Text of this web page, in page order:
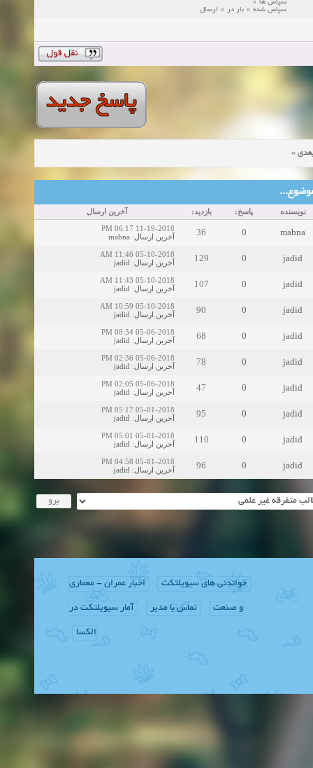
سپاس ها 0
سپاس شده 0 بار در 0 ارسال
»
نویسنده پاسخ: بازدید: آخرین ارسال
mabna
0
36
11-19-2018 06:17 PM
آخرین ارسال:
mabna
jadid
0
129
05-10-2018 11:46 AM
آخرین ارسال:
jadid
jadid
0
107
05-10-2018 11:43 AM
آخرین ارسال:
jadid
jadid
0
90
05-10-2018 10:59 AM
آخرین ارسال:
jadid
jadid
0
68
05-06-2018 08:34 PM
آخرین ارسال:
jadid
jadid
0
78
05-06-2018 02:36 PM
آخرین ارسال:
jadid
jadid
0
47
05-06-2018 02:05 PM
آخرین ارسال:
jadid
jadid
0
95
05-01-2018 05:17 PM
آخرین ارسال:
jadid
jadid
0
110
05-01-2018 05:01 PM
آخرین ارسال:
jadid
jadid
0
96
05-01-2018 04:58 PM
آخرین ارسال:
jadid
خواندنی های سیویلتکت اخبار عمران - معماری
و صنعت تماس با مدیر آمار سیویلتکت در
الکسا